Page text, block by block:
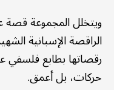
ويتخلل المجموعة قصة
الراقصة الإسبانية
رقصاتها بطابع
حركات، بل أعمق.